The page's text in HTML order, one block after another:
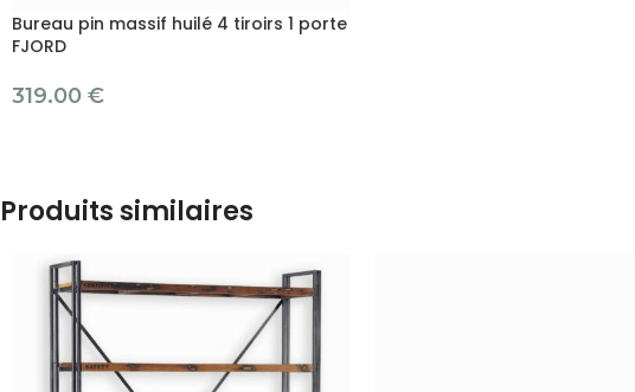
Bureau pin massif huilé 4 tiroirs 1 porte
FJORD
319.00 €
Produits similaires